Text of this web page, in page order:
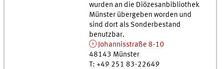
wurden an die Diözesanbibliothek
Münster übergeben worden und
sind dort als Sonderbestand
benutzbar.
Johannisstraße 8-10
48143 Münster
T: +49 251 83-22649